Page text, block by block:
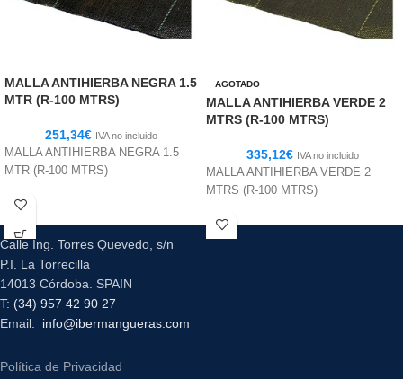
MALLA ANTIHIERBA NEGRA 1.5
MTR (R-100 MTRS)
251,34€ IVA no incluido
MALLA ANTIHIERBA NEGRA 1.5
MTR (R-100 MTRS)
AGOTADO
MALLA ANTIHIERBA VERDE 2
MTRS (R-100 MTRS)
335,12€ IVA no incluido
MALLA ANTIHIERBA VERDE 2
MTRS (R-100 MTRS)
Calle Ing. Torres Quevedo, s/n
P.I. La Torrecilla
14013 Córdoba. SPAIN
T: (34) 957 42 90 27
Email: info@ibermangueras.com
Política de Privacidad